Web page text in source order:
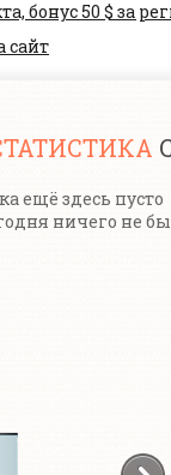
бонус 50 $ за
сайт
ещё здесь пусто
ничего не